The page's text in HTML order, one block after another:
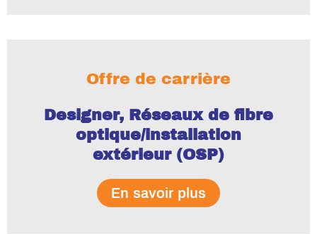
Offre de carrière
Designer, Réseaux de fibre
optique/installation
extérieur (OSP)
En savoir plus